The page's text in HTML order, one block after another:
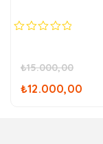
₺15.000,00
Orijinal
fiyat:
₺12.000,00